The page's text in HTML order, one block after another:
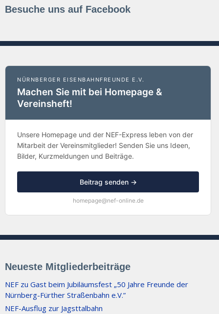
Besuche uns auf Facebook
NÜRNBERGER EISENBAHNFREUNDE E.V.
Machen Sie mit bei Homepage &
Vereinsheft!
Unsere Homepage und der NEF-Express leben von der
Mitarbeit der Vereinsmitglieder! Senden Sie uns Ideen,
Bilder, Kurzmeldungen und Beiträge.
Beitrag senden →
homepage@nef-online.de
Neueste Mitgliederbeiträge
NEF zu Gast beim Jubiläumsfest „50 Jahre Freunde der
Nürnberg-Fürther Straßenbahn e.V.”
NEF-Ausflug zur Jagsttalbahn